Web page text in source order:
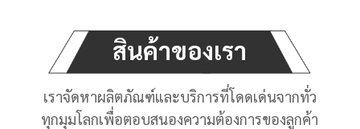
สินค้าของเรา
เราจัดหาผลิตภัณฑ์และบริการที่โดดเด่นจากทั่ว
ทุกมุมโลกเพื่อตอบสนองความต้องการของลูกค้า